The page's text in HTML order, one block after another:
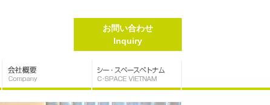
お問い合わせ
Inquiry